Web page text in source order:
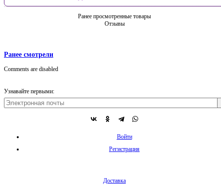
Ранее просмотренные товары
Отзывы
Ранее смотрели
Comments are disabled
Узнавайте первыми:
Войти
Регистрация
Доставка